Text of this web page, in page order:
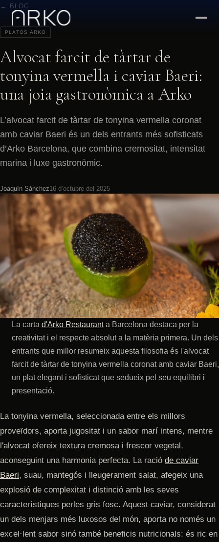
← BLOG
PLATOS ARKO
Alvocat farcit de tàrtar de
tonyina vermella i caviar Baeri:
una joia gastronòmica a Arko
L’alvocat farcit de tàrtar de tonyina vermella coronat
amb caviar Baeri és un dels entrants més sofisticats
d’Arko Barcelona, que combina cremositat, intensitat
marina i luxe gastronòmic.
Joaquín Sánchez16 d’octubre del 2025
La carta d'Arko Restauranta Barcelona destaca per la
creativitat i el respecte absolut a la matèria primera. Un dels
entrants que millor resumeix aquesta filosofia és l'alvocat
farcit de tàrtar de tonyina vermella coronat amb caviar Baeri,
un plat elegant i sofisticat que sedueix pel seu equilibri i
presentació.
La tonyina vermella, seleccionada entre els millors
proveïdors, aporta jugositat i un sabor marí intens, mentre
l'alvocat ofereix textura cremosa i frescor vegetal,
aconseguint una harmonia perfecta. La ració de caviar
Baeri, suau, mantegós i lleugerament salat, afegeix una
explosió de complexitat i distinció amb les seves
característiques perles gris fosc. Aquest caviar, considerat
un dels menjars més luxosos del món, aporta no només un
excel·lent sabor sinó també beneficis nutricionals: és ric en